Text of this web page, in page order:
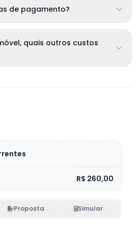
de pagamento?
quais outros custos
R$ 260,00
Proposta Simular